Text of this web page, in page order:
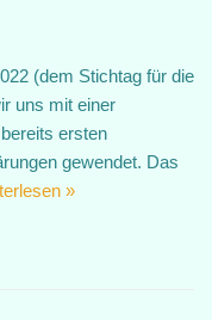
(dem Stichtag für die
uns mit einer
ersten
gewendet. Das
»